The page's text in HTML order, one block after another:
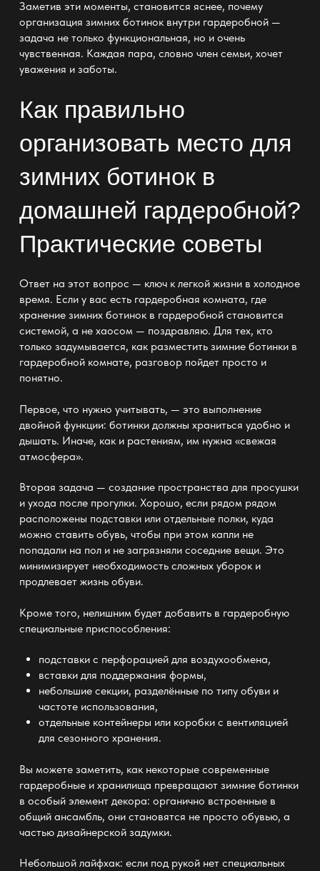
Заметив эти моменты, становится яснее, почему
организация зимних ботинок внутри гардеробной —
задача не только функциональная, но и очень
чувственная. Каждая пара, словно член семьи, хочет
уважения и заботы.
Как правильно
организовать место для
зимних ботинок в
домашней гардеробной?
Практические советы
Ответ на этот вопрос — ключ к легкой жизни в холодное
время. Если у вас есть гардеробная комната, где
хранение зимних ботинок в гардеробной становится
системой, а не хаосом — поздравляю. Для тех, кто
только задумывается, как разместить зимние ботинки в
гардеробной комнате, разговор пойдет просто и
понятно.
Первое, что нужно учитывать, — это выполнение
двойной функции: ботинки должны храниться удобно и
дышать. Иначе, как и растениям, им нужна «свежая
атмосфера».
Вторая задача — создание пространства для просушки
и ухода после прогулки. Хорошо, если рядом рядом
расположены подставки или отдельные полки, куда
можно ставить обувь, чтобы при этом капли не
попадали на пол и не загрязняли соседние вещи. Это
минимизирует необходимость сложных уборок и
продлевает жизнь обуви.
Кроме того, нелишним будет добавить в гардеробную
специальные приспособления:
подставки с перфорацией для воздухообмена,
вставки для поддержания формы,
небольшие секции, разделённые по типу обуви и
частоте использования,
отдельные контейнеры или коробки с вентиляцией
для сезонного хранения.
Вы можете заметить, как некоторые современные
гардеробныеи хранилища превращают зимние ботинки
в особый элемент декора: органично встроенные в
общий ансамбль, они становятся не просто обувью, а
частью дизайнерской задумки.
Небольшой лайфхак: если под рукой нет специальных